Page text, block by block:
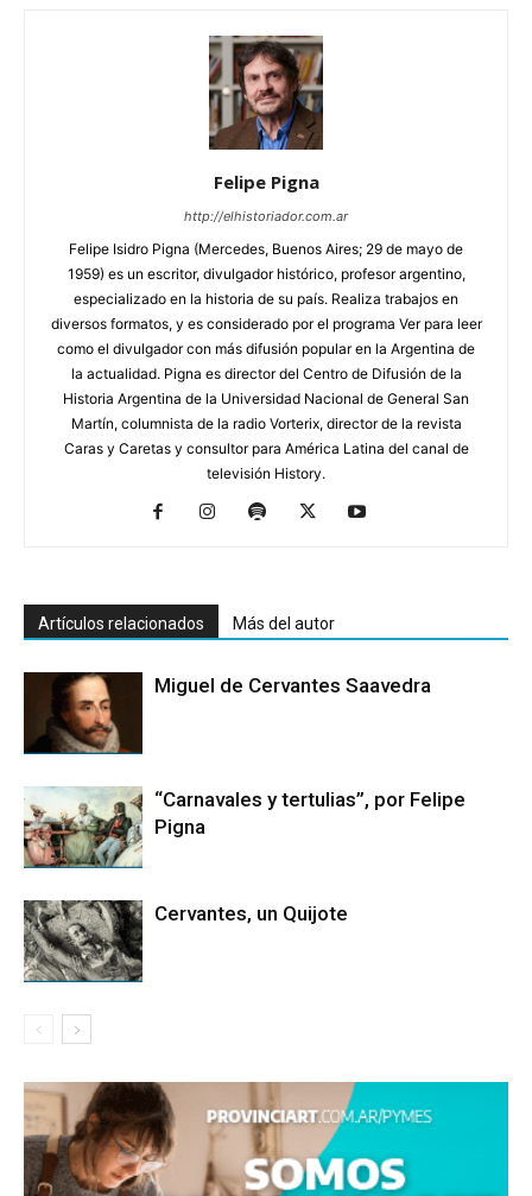
Felipe Pigna
http://elhistoriador.com.ar
Felipe Isidro Pigna (Mercedes, Buenos Aires; 29 de mayo de
1959) es un escritor, divulgador histórico, profesor argentino,
especializado en la historia de su país. Realiza trabajos en
diversos formatos, y es considerado por el programa Ver para leer
como el divulgador con más difusión popular en la Argentina de
la actualidad. Pigna es director del Centro de Difusión de la
Historia Argentina de la Universidad Nacional de General San
Martín, columnista de la radio Vorterix, director de la revista
Caras y Caretas y consultor para América Latina del canal de
televisión History.
Artículos relacionados Más del autor
Miguel de Cervantes Saavedra
“Carnavales y tertulias”, por Felipe
Pigna
Cervantes, un Quijote